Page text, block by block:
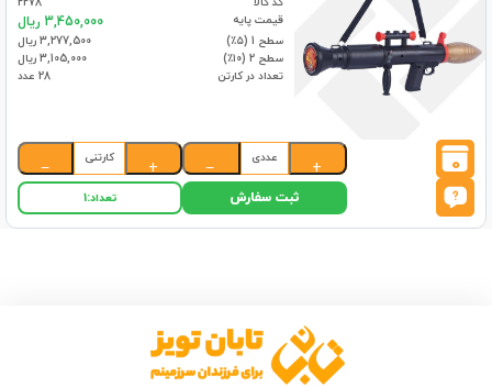
قیمت پایه
3,450,000 ریال
سطح 1 (۵٪)
3,277,500 ریال
سطح 2 (۱۰٪)
3,105,000 ریال
تعداد در کارتن
28 عدد
0
+
عددی
−
+
کارتنی
−
ثبت سفارش تعداد:1